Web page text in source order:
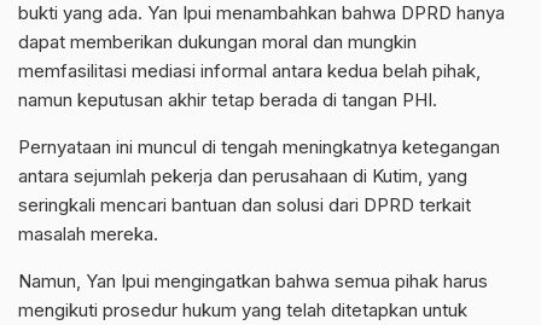
bukti yang ada. Yan Ipui menambahkan bahwa DPRD hanya
dapat memberikan dukungan moral dan mungkin
memfasilitasi mediasi informal antara kedua belah pihak,
namun keputusan akhir tetap berada di tangan PHI.
Pernyataan ini muncul di tengah meningkatnya ketegangan
antara sejumlah pekerja dan perusahaan di Kutim, yang
seringkali mencari bantuan dan solusi dari DPRD terkait
masalah mereka.
Namun, Yan Ipui mengingatkan bahwa semua pihak harus
mengikuti prosedur hukum yang telah ditetapkan untuk